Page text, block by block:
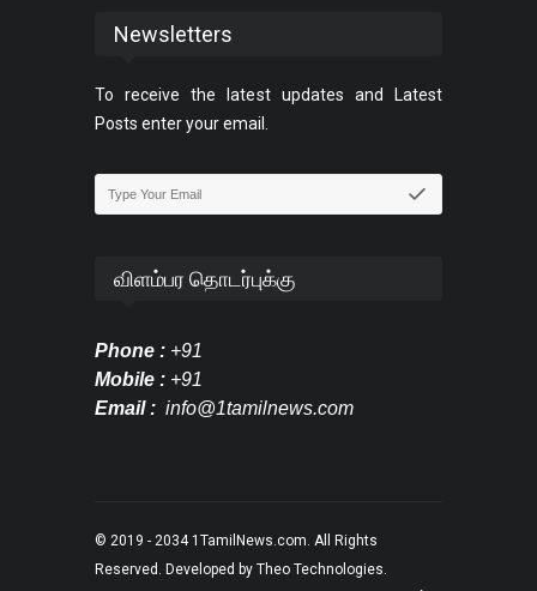
Newsletters
To receive the latest updates and Latest
Posts enter your email.
விளம்பர தொடர்புக்கு
Phone : +91
Mobile : +91
Email : info@1tamilnews.com
© 2019 - 2034 1TamilNews.com. All Rights
Reserved. Developed by Theo Technologies.